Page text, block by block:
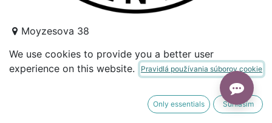
Moyzesova 38
+421 41/723 32 25
http://zilina.redcross.sk/
We use cookies to provide you a better user
experience on this website.
Pravidlá používania súborov cookie
Only essentials Súhlasím